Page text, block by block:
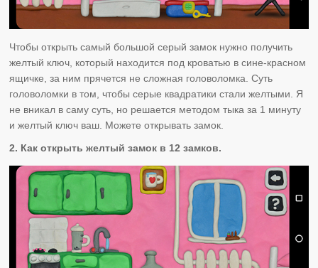
Чтобы открыть самый большой серый замок нужно получить
желтый ключ, который находится под кроватью в сине-красном
ящичке, за ним прячется не сложная головоломка. Суть
головоломки в том, чтобы серые квадратики стали желтыми. Я
не вникал в саму суть, но решается методом тыка за 1 минуту
и желтый ключ ваш. Можете открывать замок.
2. Как открыть желтый замок в 12 замков.